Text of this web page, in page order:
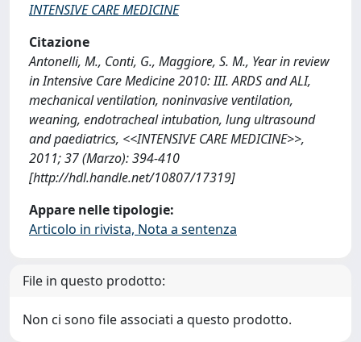
INTENSIVE CARE MEDICINE
Citazione
Antonelli, M., Conti, G., Maggiore, S. M., Year in review
in Intensive Care Medicine 2010: III. ARDS and ALI,
mechanical ventilation, noninvasive ventilation,
weaning, endotracheal intubation, lung ultrasound
and paediatrics, <<INTENSIVE CARE MEDICINE>>,
2011; 37 (Marzo): 394-410
[http://hdl.handle.net/10807/17319]
Appare nelle tipologie:
Articolo in rivista, Nota a sentenza
File in questo prodotto:
Non ci sono file associati a questo prodotto.